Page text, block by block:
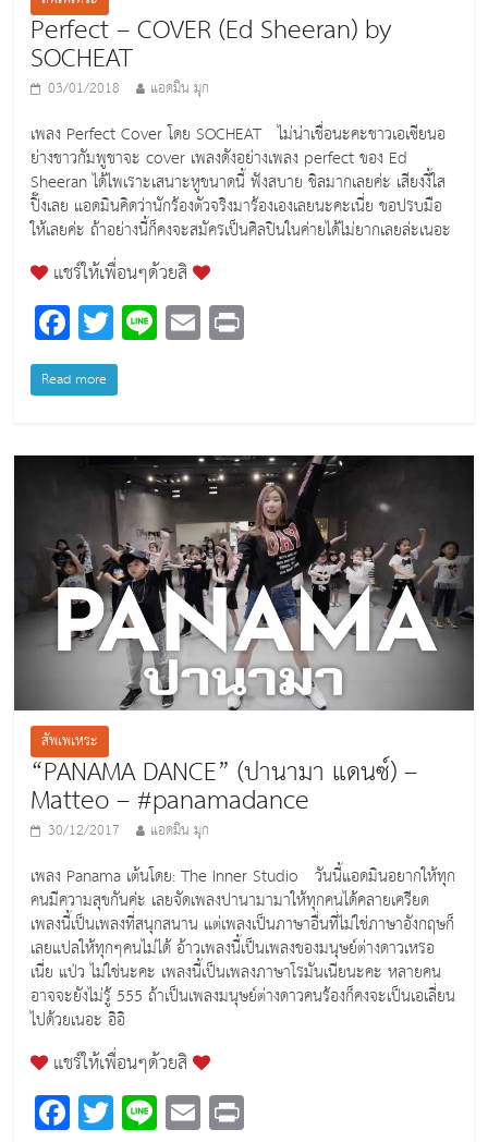
Perfect – COVER (Ed Sheeran) by
SOCHEAT
03/01/2018 แอดมิน มุก
เพลง Perfect Cover โดย SOCHEAT ไม่น่าเชื่อนะคะชาวเอเซียนอ
ย่างชาวกัมพูชาจะ cover เพลงดังอย่างเพลง perfect ของ Ed
Sheeran ได้ไพเราะเสนาะหูขนาดนี้ ฟังสบาย ชิลมากเลยค่ะ เสียงงี้ใส
ปิ๊งเลย แอดมินคิดว่านักร้องตัวจริงมาร้องเองเลยนะคะเนี่ย ขอปรบมือ
ให้เลยค่ะ ถ้าอย่างนี้ก็คงจะสมัครเป็นศิลปินในค่ายได้ไม่ยากเลยล่ะเนอะ
แชร์ให้เพื่อนๆด้วยสิ
F
a
c
b
o
o
k
T
wi
tt
Li
n
E
m
Read more
สัพเพเหระ
“PANAMA DANCE” (ปานามา แดนซ์) –
Matteo – #panamadance
30/12/2017 แอดมิน มุก
เพลง Panama เต้นโดย: The Inner Studio วันนี้แอดมินอยากให้ทุก
คนมีความสุขกันค่ะ เลยจัดเพลงปานามามาให้ทุกคนได้คลายเครียด
เพลงนี้เป็นเพลงที่สนุกสนาน แต่เพลงเป็นภาษาอื่นที่ไม่ใช่ภาษาอังกฤษก็
เลยแปลให้ทุกๆคนไม่ได้ อ้าวเพลงนี้เป็นเพลงของมนุษย์ต่างดาวเหรอ
เนี่ย แป่ว ไม่ใช่นะคะ เพลงนี้เป็นเพลงภาษาโรมันเนียนะคะ หลายคน
อาจจะยังไม่รู้ 555 ถ้าเป็นเพลงมนุษย์ต่างดาวคนร้องก็คงจะเป็นเอเลี่ยน
ไปด้วยเนอะ อิอิ
แชร์ให้เพื่อนๆด้วยสิ
F T Li E